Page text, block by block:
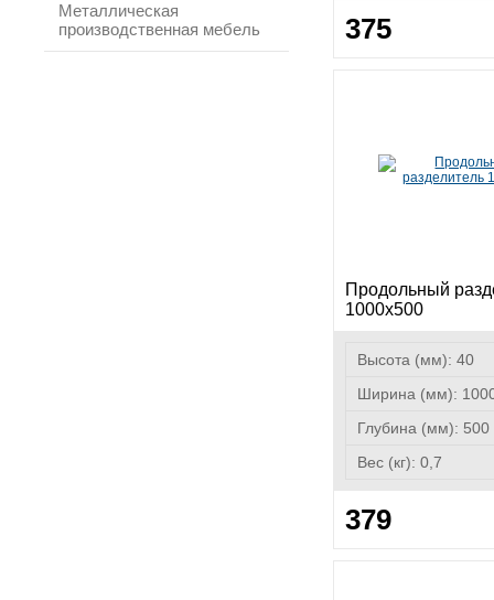
Металлическая
производственная мебель
375
Продольный
1000х500
Высота (мм): 40
Ширина (мм):
Глубина (мм): 500
Вес (кг): 0,7
379